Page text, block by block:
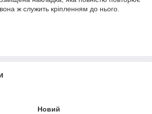
ж служить кріпленням до нього.
Новий